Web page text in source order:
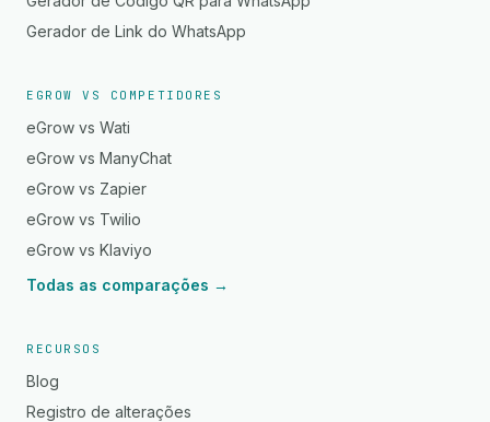
Gerador de Link do WhatsApp
EGROW VS COMPETIDORES
eGrow vs Wati
eGrow vs ManyChat
eGrow vs Zapier
eGrow vs Twilio
eGrow vs Klaviyo
Todas as comparações →
RECURSOS
Blog
Registro de alterações